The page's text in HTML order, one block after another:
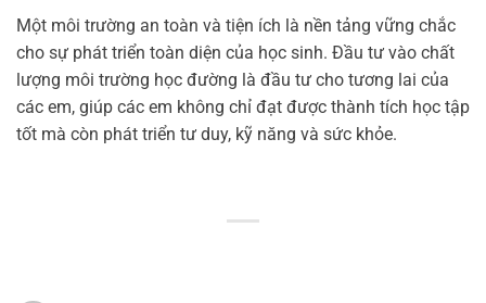
Một môi trường an toàn và tiện ích là nền tảng vững chắc
cho sự phát triển toàn diện của học sinh. Đầu tư vào chất
lượng môi trường học đường là đầu tư cho tương lai của
các em, giúp các em không chỉ đạt được thành tích học tập
tốt mà còn phát triển tư duy, kỹ năng và sức khỏe.